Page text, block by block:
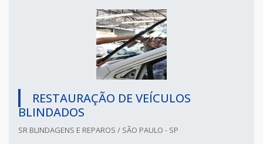
RESTAURAÇÃO DE VEÍCULOS
BLINDADOS
SR BLINDAGENS E REPAROS / SÃO PAULO - SP